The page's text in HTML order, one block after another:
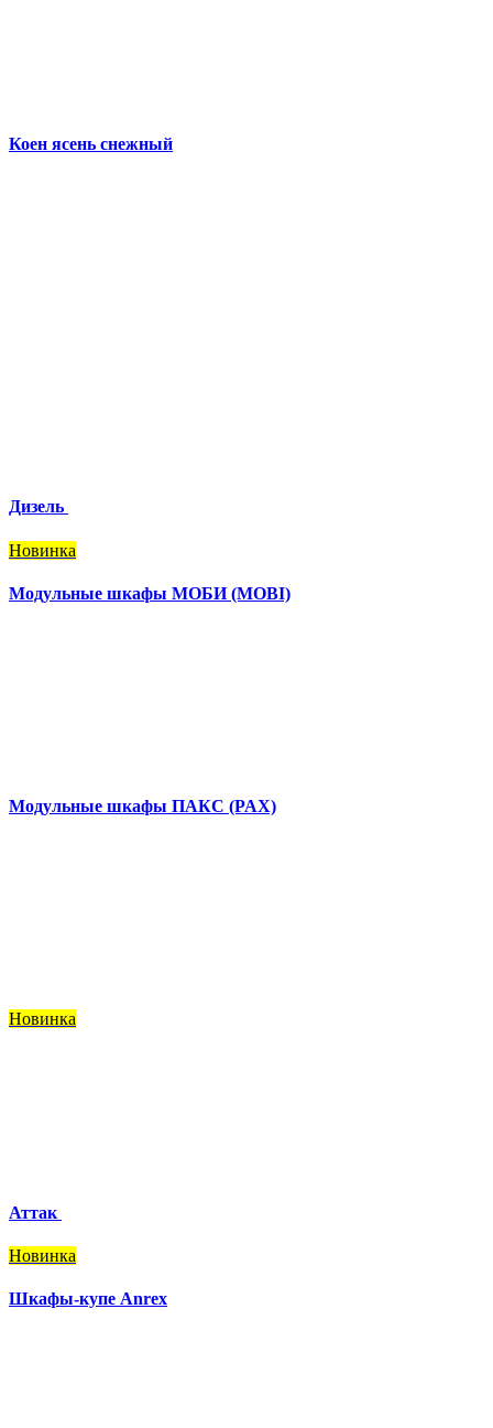
Коен ясень снежный
Дизель
Новинка
Модульные шкафы МОБИ (MOBI)
Модульные шкафы ПАКС (PAX)
Новинка
Аттак
Новинка
Шкафы-купе Anrex